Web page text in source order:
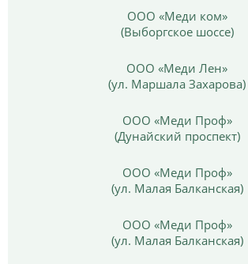
ООО «Меди ком»
(Выборгское шоссе)
ООО «Меди Лен»
(ул. Маршала Захарова)
ООО «Меди Проф»
(Дунайский проспект)
ООО «Меди Проф»
(ул. Малая Балканская)
ООО «Меди Проф»
(ул. Малая Балканская)